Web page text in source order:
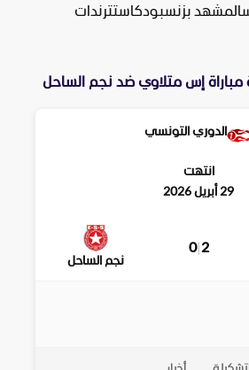
المشهد بزنسبودكاستترندات
إس متلاوي ضد نجم الساحل
الدوري التونسي
انتهت
29 أبريل 2026
2
|
0
نجم الساحل